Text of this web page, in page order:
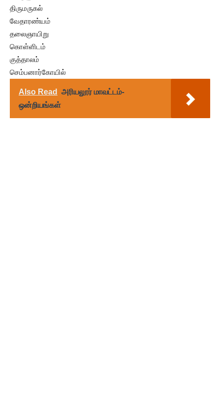
திருமருகல்
வேதாரண்யம்
தலைஞாயிறு
கொள்ளிடம்
குத்தாலம்
செம்பனார்கோயில்
Also Read
அரியலூர் மாவட்டம்-
ஒன்றியங்கள்